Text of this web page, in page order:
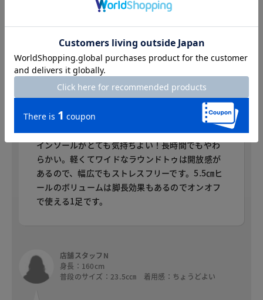
スタッフコメント
店舗スタッフI
身長：151cm
普段のサイズ：23.5c㎝ 着用感：ちょうどよい
インソールがとても気持ちよい！長時間でもやわ
らかい。軽くてワイドなラウンドトゥは開放感が
あるので、幅広でもストレスフリーです。5.5㎝ヒ
ールのボリュームは脚長効果もあるのでオンオフ
で使える1足です。
店舗スタッフN
身長：160cm
普段のサイズ：23.5c㎝ 着用感：ちょうどよい